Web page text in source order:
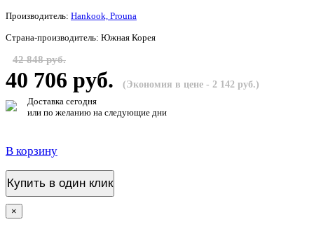
Производитель: Hankook, Prouna
Страна-производитель: Южная Корея
42 848 руб.
40 706 руб.
(Экономия в цене - 2 142 руб.)
Доставка сегодня
или по желанию на следующие дни
В корзину
Купить в один клик
×